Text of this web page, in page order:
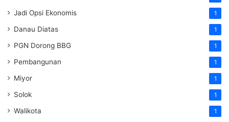
Jadi Opsi Ekonomis 1
Danau Diatas 1
PGN Dorong BBG 1
Pembangunan 1
Miyor 1
Solok 1
Walikota 1